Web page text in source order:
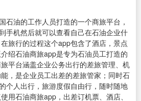
石油的工作人员打造的一个商旅平台，
手机然后就可以查看自己在石油企业什
旅行的过程这个app包含了酒店，景点
绍石油商旅app是专为石油员工打造的
平台涵盖企业公务出行的差旅管理、机
，是企业员工出差的差旅管家；同时石
个人出行，旅游度假自由行，随时随地
用石油商旅app，出差订机票、酒店、